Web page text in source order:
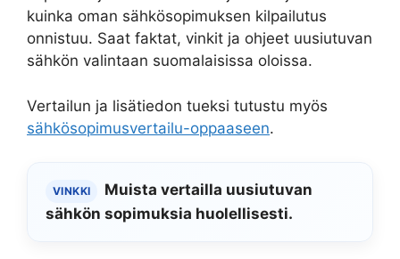
kuinka oman sähkösopimuksen kilpailutus
onnistuu. Saat faktat, vinkit ja ohjeet uusiutuvan
sähkön valintaan suomalaisissa oloissa.
Vertailun ja lisätiedon tueksi tutustu myös
sähkösopimusvertailu-oppaaseen.
VINKKI
Muista vertailla uusiutuvan
sähkön sopimuksia huolellisesti.